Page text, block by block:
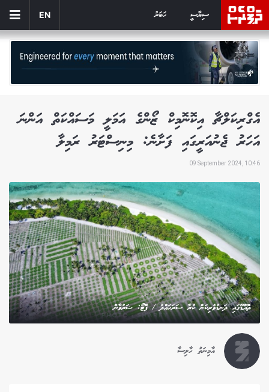
ސިޔާސީ ހަބަރު EN
އެގްރިކަލްޗާ އިކޮނޮމިކް ޒޯންގެ އަމަލީ މަސައްކަތް އަންނަ
އަހަރު ޖެނުއަރީގައި ފަށާނެ: މިނިސްޓަރު ރަމިލާ
09 September 2024, 10:46
ތޮއްޑޫގައި ދަނޑުވެރިކަން ކުރާ ސަރަހައްދު / ފޮޓޯ: ޝަރުވާން
އާމިނަތު ހާލިސާ